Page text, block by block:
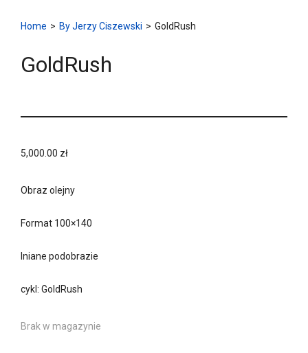
Home > By Jerzy Ciszewski > GoldRush
GoldRush
5,000.00 zł
Obraz olejny
Format 100×140
lniane podobrazie
cykl: GoldRush
Brak w magazynie